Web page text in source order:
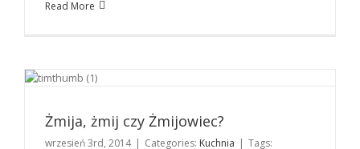
Read More
Żmija, żmij czy Żmijowiec?
wrzesień 3rd, 2014 | Categories: Kuchnia | Tags: